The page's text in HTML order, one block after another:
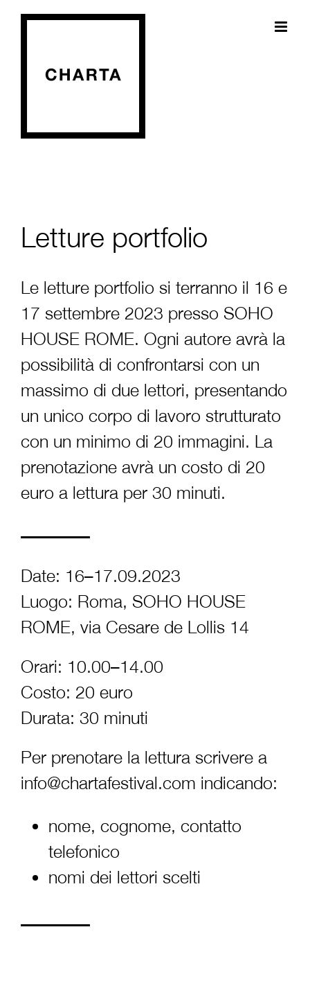
Salta
contenuto
Letture portfolio
Le letture portfolio si terranno il 16 e
17 settembre 2023 presso SOHO
HOUSE ROME. Ogni autore avrà la
possibilità di confrontarsi con un
massimo di due lettori, presentando
un unico corpo di lavoro strutturato
con un minimo di 20 immagini. La
prenotazione avrà un costo di 20
euro a lettura per 30 minuti.
Date: 16–17.09.2023
Luogo: Roma, SOHO HOUSE
ROME, via Cesare de Lollis 14
Orari: 10.00–14.00
Costo: 20 euro
Durata: 30 minuti
Per prenotare la lettura scrivere a
info@chartafestival.com indicando:
nome, cognome, contatto
telefonico
nomi dei lettori scelti